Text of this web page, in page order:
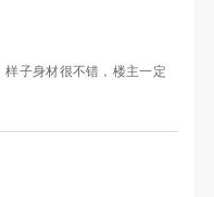
子身材很不错，楼主一定